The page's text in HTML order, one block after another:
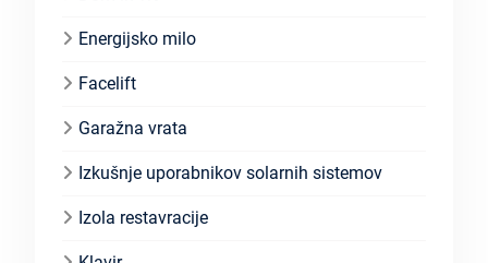
Energijsko milo
Facelift
Garažna vrata
Izkušnje uporabnikov solarnih sistemov
Izola restavracije